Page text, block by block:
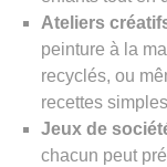
Ateliers
peinture à la
recyclés, ou
recettes
Jeux de
chacun peut